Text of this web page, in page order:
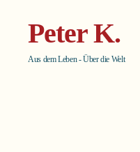
Peter K.
Aus dem Leben - Über die Welt